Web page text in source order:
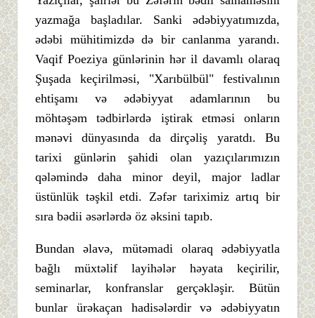
yazmağa başladılar. Sanki ədəbiyyatımızda,
ədəbi mühitimizdə də bir canlanma yarandı.
Vaqif Poeziya günlərinin hər il davamlı olaraq
Şuşada keçirilməsi, "Xarıbülbül" festivalının
ehtişamı və ədəbiyyat adamlarının bu
möhtəşəm tədbirlərdə iştirak etməsi onların
mənəvi dünyasında da dirçəliş yaratdı. Bu
tarixi günlərin şahidi olan yazıçılarımızın
qələmində daha minor deyil, major ladlar
üstünlük təşkil etdi. Zəfər tariximiz artıq bir
sıra bədii əsərlərdə öz əksini tapıb.
Bundan əlavə, mütəmadi olaraq ədəbiyyatla
bağlı müxtəlif layihələr həyata keçirilir,
seminarlar, konfranslar gerçəkləşir. Bütün
bunlar ürəkaçan hadisələrdir və ədəbiyyatın